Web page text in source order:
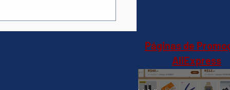
Páginas de
AliExpress